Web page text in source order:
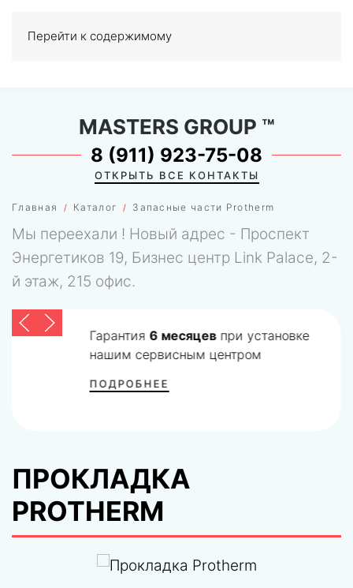
Перейти к содержимому
0
Главная Каталог Запасные части Protherm
MASTERS GROUP ™
8 (911) 923-75-08
ОТКРЫТЬ ВСЕ КОНТАКТЫ
Мы переехали ! Новый адрес - Проспект
Энергетиков 19, Бизнес центр Link Palace, 2-
й этаж, 215 офис.
Гарантия 6 месяцевпри установке
нашим сервисным центром
ПОДРОБНЕЕ
ПРОКЛАДКА
PROTHERM